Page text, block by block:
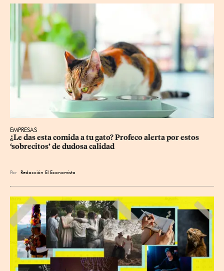
EMPRESAS
¿Le das esta comida a tu gato? Profeco alerta por estos
‘sobrecitos’ de dudosa calidad
Por Redacción El Economista